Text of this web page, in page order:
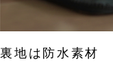
裏地は防水素材